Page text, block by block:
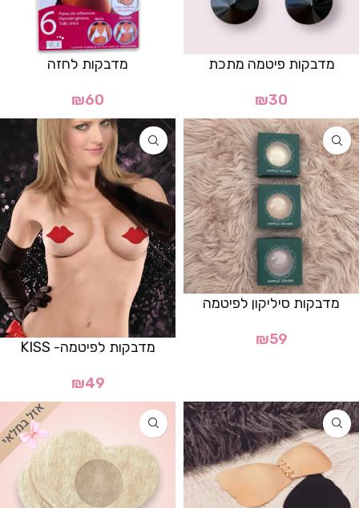
מדבקות פיטמה מתכת
₪30
מדבקות לחזה
₪60
מדבקות סיליקון לפיטמה
₪59 מדבקות לפיטמה- KISS
₪49